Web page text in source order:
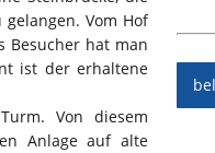
Vom Hof
Besucher hat man
ist der erhaltene
Von diesem
Anlage auf alte